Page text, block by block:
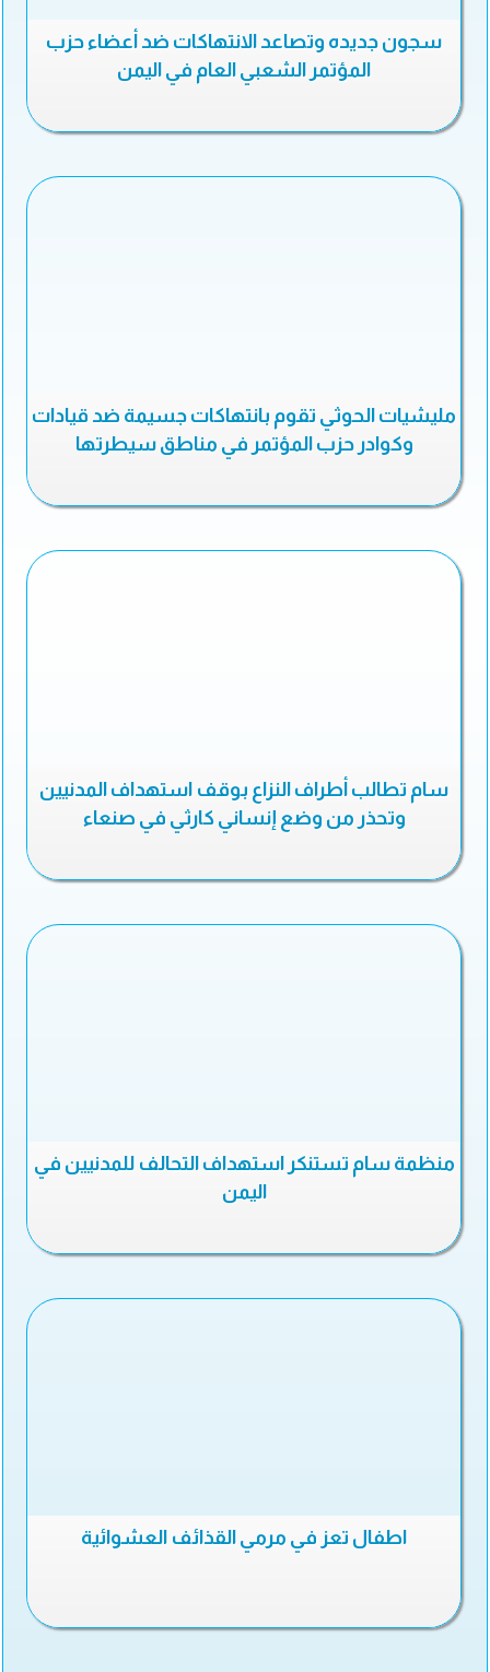
سجون جديده وتصاعد الانتهاكات ضد أعضاء حزب
المؤتمر الشعبي العام في اليمن
مليشيات الحوثي تقوم بانتهاكات جسيمة ضد قيادات
وكوادر حزب المؤتمر في مناطق سيطرتها
سام تطالب أطراف النزاع بوقف استهداف المدنيين
وتحذر من وضع إنساني كارثي في صنعاء
منظمة سام تستنكر استهداف التحالف للمدنيين في
اليمن
اطفال تعز في مرمي القذائف العشوائية